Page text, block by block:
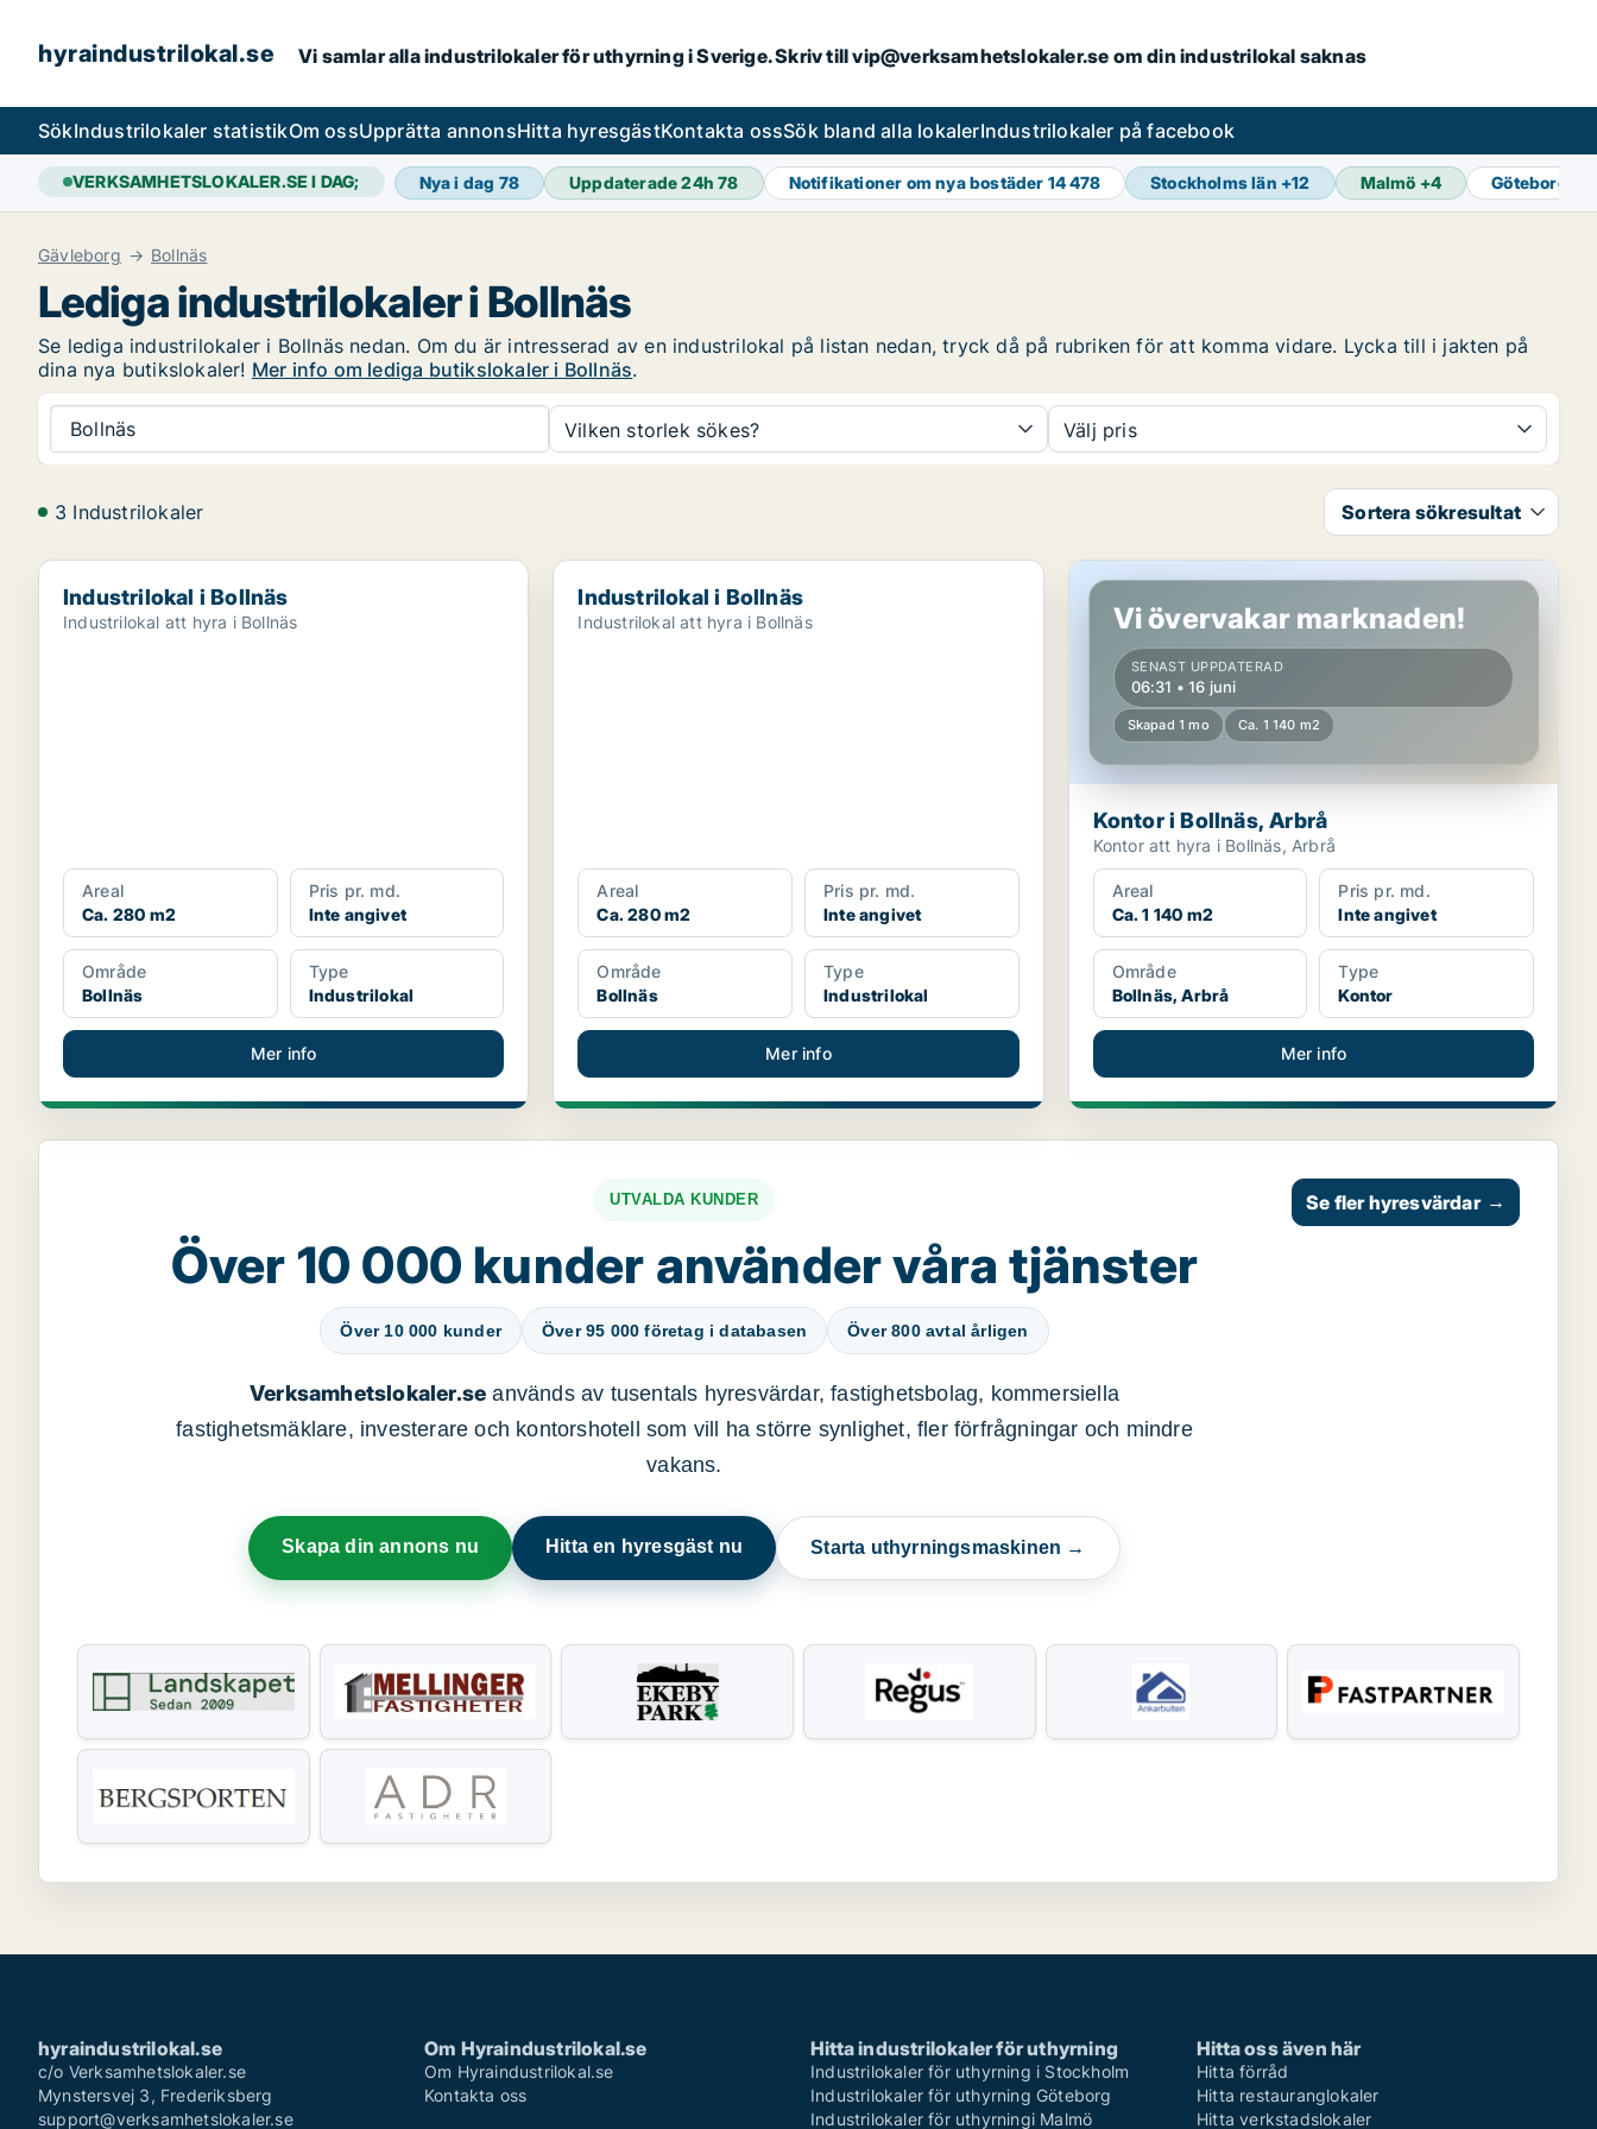
hyraindustrilokal.se Vi samlar alla industrilokaler för uthyrning i Sverige. Skriv till vip@verksamhetslokaler.se om din industrilokal saknas
SökIndustrilokaler statistikOm ossUpprätta annonsHitta hyresgästKontakta ossSök bland alla lokalerIndustrilokaler på facebook
VERKSAMHETSLOKALER.SE I DAG; Nya i dag 78 Uppdaterade 24h78 Notifikationer om nya bostäder 14 478 Stockholms län +12 Malmö +4 Göteborg
Gävleborg Bollnäs
Lediga industrilokaler i Bollnäs
Se lediga industrilokaler i Bollnäs nedan. Om du är intresserad av en industrilokal på listan nedan, tryck då på rubriken för att komma vidare. Lycka till i jakten på
dina nya butikslokaler! Mer info om lediga butikslokaler i Bollnäs.
Bollnäs Vilken storlek sökes? Välj pris
3 Industrilokaler Sortera sökresultat
Industrilokal i Bollnäs
Industrilokal i Bollnäs
Industrilokal att hyra i Bollnäs
Areal
Ca. 280 m2
Pris pr. md.
Inte angivet
Område
Bollnäs
Type
Industrilokal
Mer info
Industrilokal i Bollnäs
Industrilokal i Bollnäs
Industrilokal att hyra i Bollnäs
Areal
Ca. 280 m2
Pris pr. md.
Inte angivet
Område
Bollnäs
Type
Industrilokal
Mer info
Kontor i Bollnäs, Arbrå
Vi övervakar marknaden!
SENAST UPPDATERAD
06:31 • 16 juni
Skapad 1 mo Ca. 1 140 m2
Kontor i Bollnäs, Arbrå
Kontor att hyra i Bollnäs, Arbrå
Areal
Ca. 1 140 m2
Pris pr. md.
Inte angivet
Område
Bollnäs, Arbrå
Type
Kontor
Mer info
UTVALDA KUNDER
Över 10 000 kunder använder våra tjänster
Över 10 000 kunder Över 95 000 företag i databasen Över 800 avtal årligen
Verksamhetslokaler.se används av tusentals hyresvärdar, fastighetsbolag, kommersiella
fastighetsmäklare, investerare och kontorshotell som vill ha större synlighet, fler förfrågningar och mindre
vakans.
Skapa din annons nu Hitta en hyresgäst nu Starta uthyrningsmaskinen →
Se fler hyresvärdar →
hyraindustrilokal.se
c/o Verksamhetslokaler.se
Mynstersvej 3, Frederiksberg
support@verksamhetslokaler.se
Om Hyraindustrilokal.se
Om Hyraindustrilokal.se
Kontakta oss
Hitta industrilokaler för uthyrning
Industrilokaler för uthyrning i Stockholm
Industrilokaler för uthyrning Göteborg
Industrilokaler för uthyrningi Malmö
Hitta oss även här
Hitta förråd
Hitta restauranglokaler
Hitta verkstadslokaler